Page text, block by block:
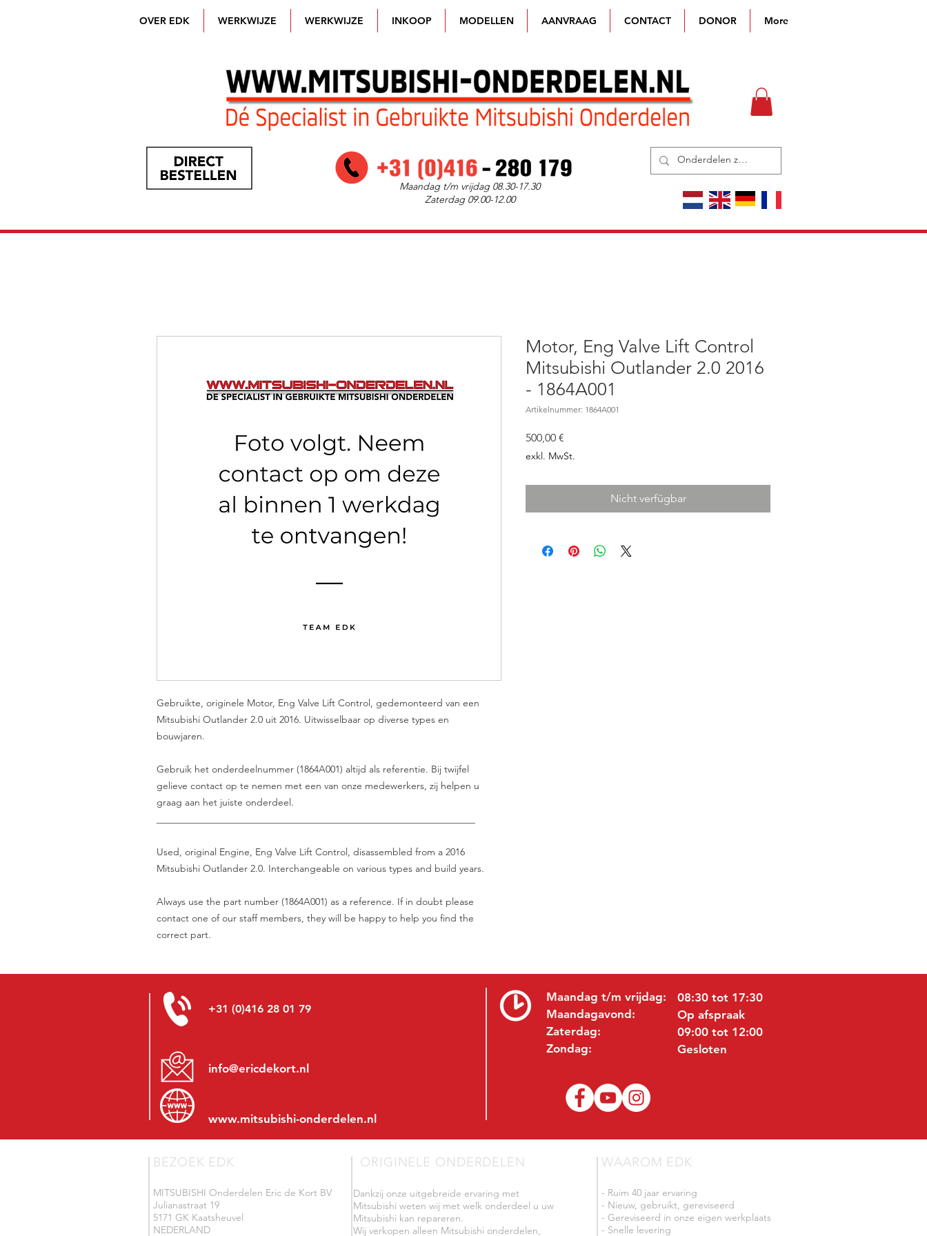
OVER EDK WERKWIJZE WERKWIJZE INKOOP MODELLEN AANVRAAG CONTACT DONOR More
Maandag t/m vrijdag 08.30-17.30
Zaterdag 09.00-12.00
Gebruikte, originele Motor, Eng Valve Lift Control, gedemonteerd van een
Mitsubishi Outlander 2.0 uit 2016. Uitwisselbaar op diverse types en
bouwjaren.
Gebruik het onderdeelnummer (1864A001) altijd als referentie. Bij twijfel
gelieve contact op te nemen met een van onze medewerkers, zij helpen u
graag aan het juiste onderdeel.
Used, original Engine, Eng Valve Lift Control, disassembled from a 2016
Mitsubishi Outlander 2.0. Interchangeable on various types and build years.
Always use the part number (1864A001) as a reference. If in doubt please
contact one of our staff members, they will be happy to help you find the
correct part.
Motor, Eng Valve Lift Control
Mitsubishi Outlander 2.0 2016
- 1864A001
Artikelnummer: 1864A001
500,00 €
exkl. MwSt.
Nicht verfügbar
+31 (0)416 28 01 79
info@ericdekort.nl
www.mitsubishi-onderdelen.nl
Maandag t/m vrijdag:
Maandagavond:
Zaterdag:
Zondag:
08:30 tot 17:30
Op afspraak
09:00 tot 12:00
Gesloten
BEZOEK EDK
MITSUBISHI Onderdelen Eric de Kort BV
Julianastraat 19
5171 GK Kaatsheuvel
NEDERLAND
ORIGINELE ONDERDELEN
Dankzij onze uitgebreide ervaring met
Mitsubishi weten wij met welk onderdeel u uw
Mitsubishi kan repareren.
Wij verkopen alleen Mitsubishi onderdelen,
WAAROM EDK
- Ruim 40 jaar ervaring
- Nieuw, gebruikt, gereviseerd
- Gereviseerd in onze eigen werkplaats
- Snelle levering